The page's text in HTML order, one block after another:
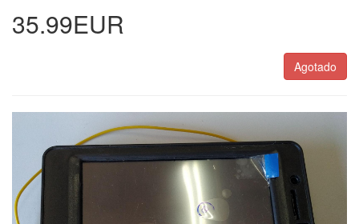
35.99EUR
Agotado